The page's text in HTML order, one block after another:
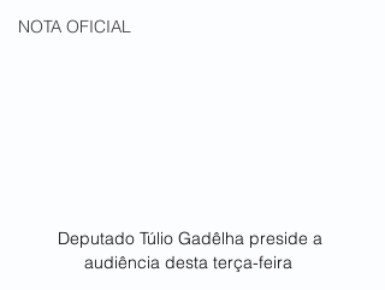
NOTA OFICIAL
Deputado Túlio Gadêlha preside a
audiência desta terça-feira